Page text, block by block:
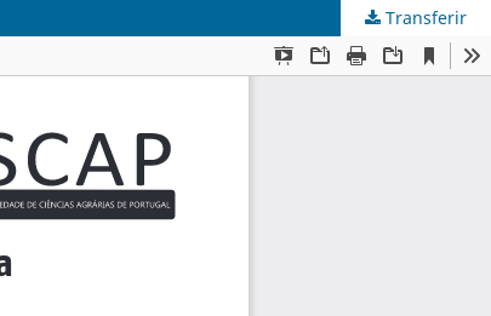
Transferir